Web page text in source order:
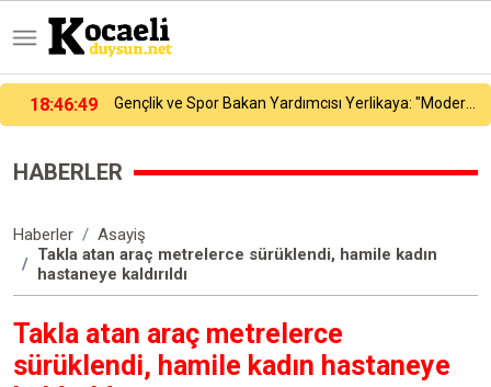
18:24:20 Tuzla’da 2 katlı işçi konteynerleri alevlere teslim oldu
HABERLER
Haberler
Asayiş
Takla atan araç metrelerce sürüklendi, hamile kadın
hastaneye kaldırıldı
Takla atan araç metrelerce
sürüklendi, hamile kadın hastaneye